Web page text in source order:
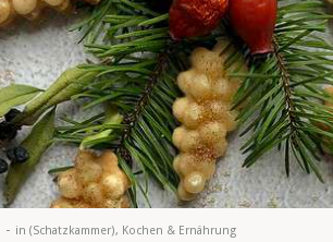
- in (Schatzkammer), Kochen & Ernährung